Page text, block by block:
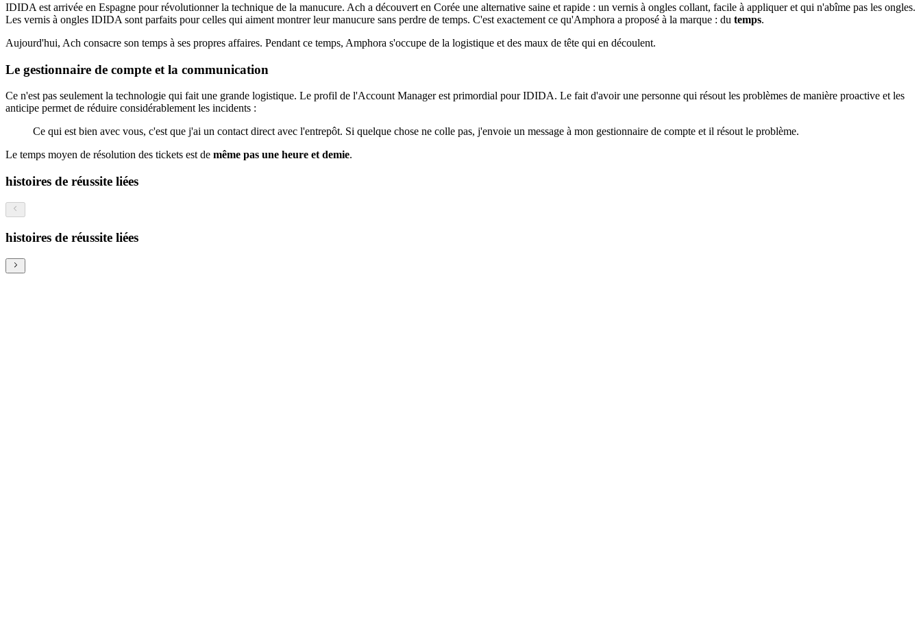
IDIDA est arrivée en Espagne pour révolutionner la technique de la manucure. Ach a découvert en Corée une alternative saine et rapide : un vernis à ongles collant, facile à appliquer et qui n'abîme pas les ongles.
Les vernis à ongles IDIDA sont parfaits pour celles qui aiment montrer leur manucure sans perdre de temps. C'est exactement ce qu'Amphora a proposé à la marque : du temps.
Aujourd'hui, Ach consacre son temps à ses propres affaires. Pendant ce temps, Amphora s'occupe de la logistique et des maux de tête qui en découlent.
Le gestionnaire de compte et la communication
Ce n'est pas seulement la technologie qui fait une grande logistique. Le profil de l'Account Manager est primordial pour IDIDA. Le fait d'avoir une personne qui résout les problèmes de manière proactive et les
anticipe permet de réduire considérablement les incidents :
Ce qui est bien avec vous, c'est que j'ai un contact direct avec l'entrepôt. Si quelque chose ne colle pas, j'envoie un message à mon gestionnaire de compte et il résout le problème.
Le temps moyen de résolution des tickets est de même pas une heure et demie.
histoires de réussite liées
histoires de réussite liées